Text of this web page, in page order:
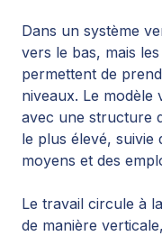
Dans un système
vers le bas, mais
permettent de
niveaux. Le modèle
avec une structure
le plus élevé, suivie
moyens et des
Le travail circule à
de manière